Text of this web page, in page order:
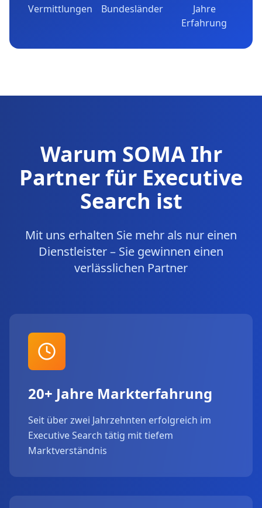
Vermittlungen Bundesländer
Jahre
Erfahrung
Warum SOMA Ihr
Partner für Executive
Search ist
Mit uns erhalten Sie mehr als nur einen
Dienstleister – Sie gewinnen einen
verlässlichen Partner
20+ Jahre Markterfahrung
Seit über zwei Jahrzehnten erfolgreich im
Executive Search tätig mit tiefem
Marktverständnis